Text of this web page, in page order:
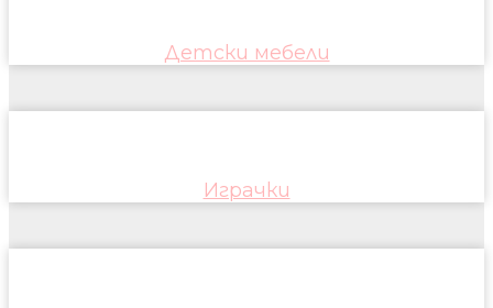
Детски мебели
Играчки